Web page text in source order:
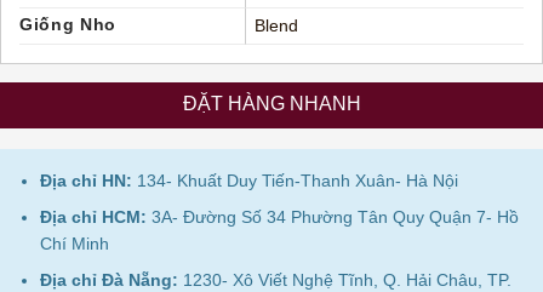
Giống Nho
Blend
ĐẶT HÀNG NHANH
Địa chỉ HN: 134- Khuất Duy Tiến-Thanh Xuân- Hà Nội
Địa chỉ HCM: 3A- Đường Số 34 Phường Tân Quy Quận 7- Hồ
Chí Minh
Địa chỉ Đà Nẵng: 1230- Xô Viết Nghệ Tĩnh, Q. Hải Châu, TP.